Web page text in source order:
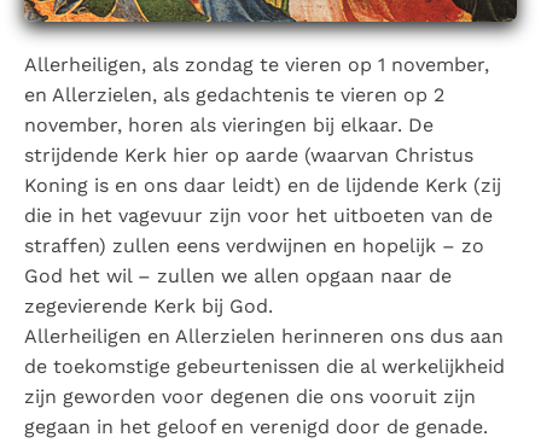
Paus Leo XIV in Pavia: "De stad is zowel een gave als
een taak"
Paus in Pavia: St. Augustinus toont ons de noodzaak om
"naar het innerlijk" toe te keren.
RK Documenten stelt heel veel belangrijke
kerkelijke documenten van de Rooms
Katholieke Kerk in het Nederlands beschikbaar
en is volledig afhankelijk van donaties.
Ik help mee!
Allerheiligen, als zondag te vieren op 1 november,
en Allerzielen, als gedachtenis te vieren op 2
november, horen als vieringen bij elkaar. De
strijdende Kerk hier op aarde (waarvan Christus
Koning is en ons daar leidt) en de lijdende Kerk (zij
die in het vagevuur zijn voor het uitboeten van de
straffen) zullen eens verdwijnen en hopelijk – zo
God het wil – zullen we allen opgaan naar de
zegevierende Kerk bij God.
Allerheiligen en Allerzielen herinneren ons dus aan
de toekomstige gebeurtenissen die al werkelijkheid
zijn geworden voor degenen die ons vooruit zijn
gegaan in het geloof en verenigd door de genade.